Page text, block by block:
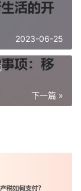
2023-06-25
下一篇 »